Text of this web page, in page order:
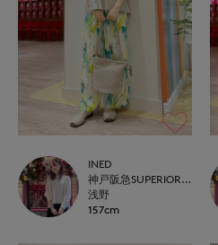
INED
神戸阪急SUPERIORCLOSET
浅野
157cm